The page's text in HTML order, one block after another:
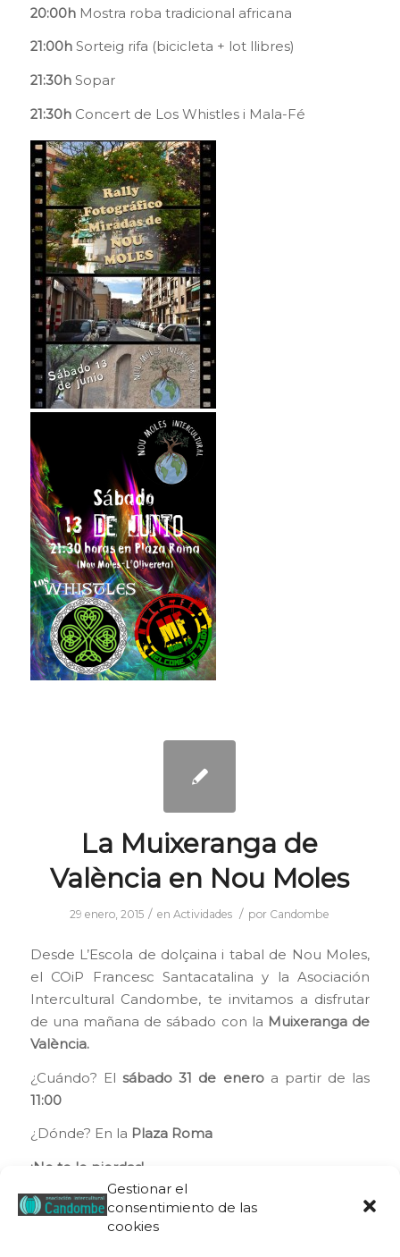
Gestionar el
consentimiento de las
cookies
20:00hMostra roba tradicional africana
21:00hSorteig rifa (bicicleta + lot llibres)
21:30hSopar
21:30hConcert de Los Whistles i Mala-Fé
La Muixeranga de
València en Nou Moles
29 enero, 2015 / enActividades / por Candombe
Desde L’Escola de dolçaina i tabal de Nou Moles,
el COiP Francesc Santacatalina y la Asociación
Intercultural Candombe, te invitamos a disfrutar
de una mañana de sábado con la Muixeranga de
València.
¿Cuándo? El sábado 31 de eneroa partir de las
11:00
¿Dónde? En la Plaza Roma
¡No te lo pierdas!
¡Acompáñanos en una nueva aventura del barrio!